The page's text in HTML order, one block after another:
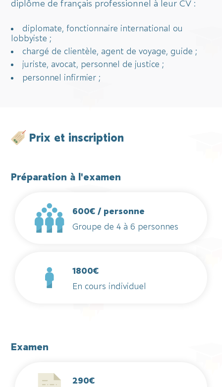
diplôme de français professionnel à leur CV :
diplomate, fonctionnaire international ou
lobbyiste ;
chargé de clientèle, agent de voyage, guide ;
juriste, avocat, personnel de justice ;
personnel infirmier ;
Prix et inscription
Préparation à l'examen
600€ / personne
Groupe de 4 à 6 personnes
1800€
En cours individuel
Examen
290€